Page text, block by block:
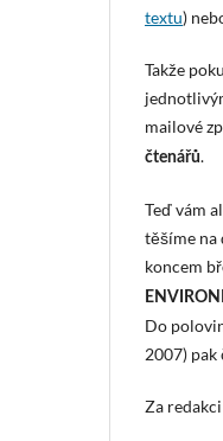
textu)
Takže
mailové
čtenářů.
Teď vám
těšíme na
koncem
Do
2007)
Za redakci